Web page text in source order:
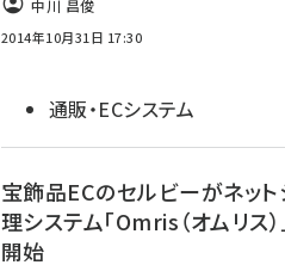
中川 昌俊
2014年10月31日 17:30
通販・ECシステム
宝飾品ECのセルビーがネット
理システム「Omris（オムリス
開始